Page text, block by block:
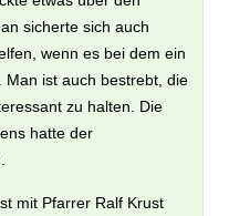
sicherte sich auch
wenn es bei dem ein
ist auch bestrebt, die
zu halten. Die
hatte der
mit Pfarrer Ralf Krust